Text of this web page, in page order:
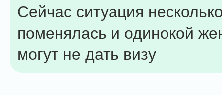
Сейчас ситуация
поменялась и одинокой
могут не дать визу